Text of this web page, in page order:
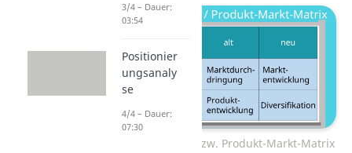
Ansoff-Matrix bzw. Produkt-Markt-Matrix
3/4 – Dauer:
03:54
Positionier
ungsanaly
se
4/4 – Dauer:
07:30